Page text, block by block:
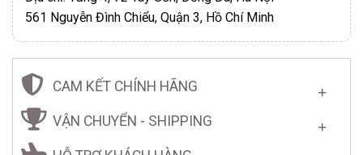
561 Nguyễn Đình Chiểu, Quận 3, Hồ Chí Minh
CAM KẾT CHÍNH HÃNG
VẬN CHUYỂN - SHIPPING